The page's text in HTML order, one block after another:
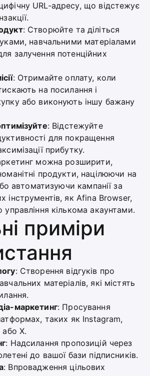
URL-адресу, що відстежує
: Створюйте та діліться
навчальними матеріалами
залучення потенційних
: Отримайте оплату, коли
на посилання і
або виконують іншу бажану
: Відстежуйте
для покращення
прибутку.
можна розширити,
продукти, націлюючи на
автоматизуючи кампанії за
інструментів, як Afina Browser,
кількома акаунтами.
приміри
: Створення відгуків про
матеріалів, які містять
маркетинг: Просування
таких як Instagram,
або X.
: Надсилання пропозицій через
до вашої бази підписників.
: Впровадження цільових